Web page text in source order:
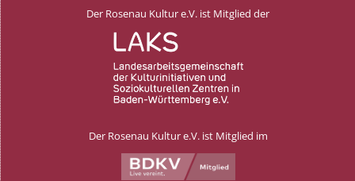
Der Rosenau Kultur e.V. ist Mitglied der
Der Rosenau Kultur e.V. ist Mitglied im